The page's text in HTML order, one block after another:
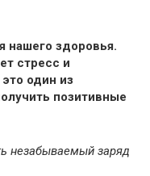
нашего здоровья.
стресс и
один из
позитивные
незабываемый заряд